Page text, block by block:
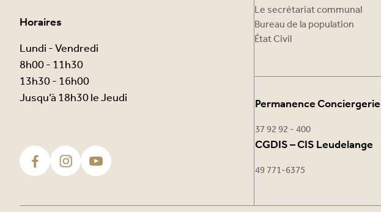
Horaires
Lundi - Vendredi
8h00 - 11h30
13h30 - 16h00
Jusqu’à 18h30 le Jeudi
Le secrétariat communal
Bureau de la population
État Civil
Permanence Conciergerie
37 92 92 - 400
CGDIS – CIS Leudelange
49 771-6375